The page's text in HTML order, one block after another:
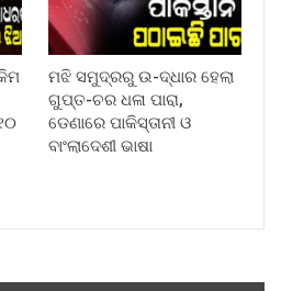
ମଝି ସମୁଦ୍ରରୁ ଉ-ଦ୍ଧାର ହେଲା
ଗୁପ୍ତ-ଚର ଧଳା ପାରା,
ଡେଣାରେ ପାକିସ୍ତାନୀ ଓ
ବାଂଲାଦେଶୀ ଭାଷା